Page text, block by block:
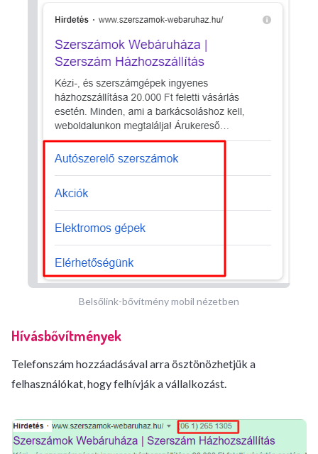
Belsőlink-bővítmény mobil nézetben
Hívásbővítmények
Telefonszám hozzáadásával arra ösztönözhetjük a
felhasználókat, hogy felhívják a vállalkozást.